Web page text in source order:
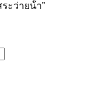
ะว่ายน้ํา”